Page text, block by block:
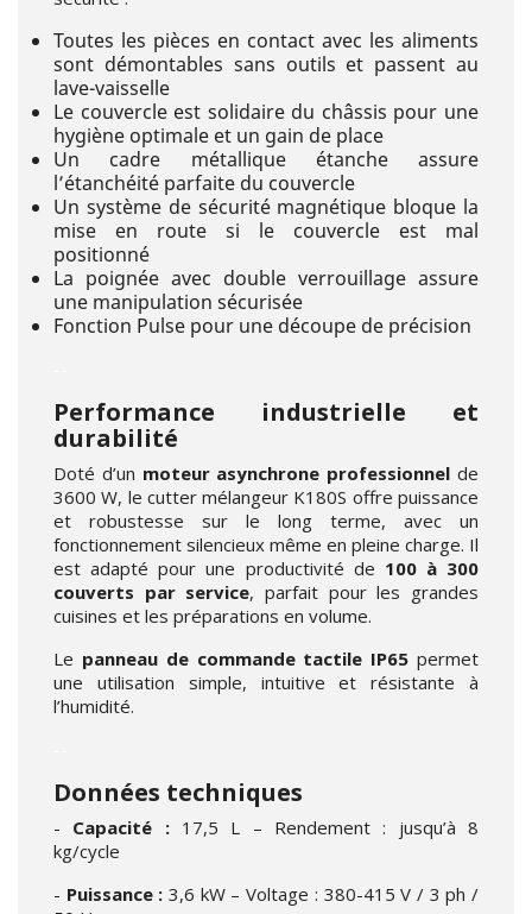
Toutes les pièces en contact avec les aliments
sont démontables sans outils et passent au
lave-vaisselle
Le couvercle est solidaire du châssis pour une
hygiène optimale et un gain de place
Un cadre métallique étanche assure
l’étanchéité parfaite du couvercle
Un système de sécurité magnétique bloque la
mise en route si le couvercle est mal
positionné
La poignée avec double verrouillage assure
une manipulation sécurisée
Fonction Pulse pour une découpe de précision
Performance industrielle et
durabilité
Doté d’un moteur asynchrone professionnel de
3600 W, le cutter mélangeur K180S offre puissance
et robustesse sur le long terme, avec un
fonctionnement silencieux même en pleine charge. Il
est adapté pour une productivité de 100 à 300
couverts par service, parfait pour les grandes
cuisines et les préparations en volume.
Le panneau de commande tactile IP65 permet
une utilisation simple, intuitive et résistante à
l’humidité.
Données techniques
- Capacité :17,5 L – Rendement : jusqu’à 8
kg/cycle
- Puissance : 3,6 kW – Voltage : 380-415 V / 3 ph /